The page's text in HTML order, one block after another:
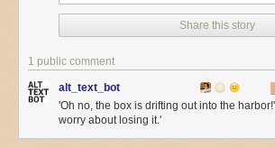
Share this story
1 public comment
alt_text_bot
'Oh no, the box is drifting out into the
worry about losing it.'